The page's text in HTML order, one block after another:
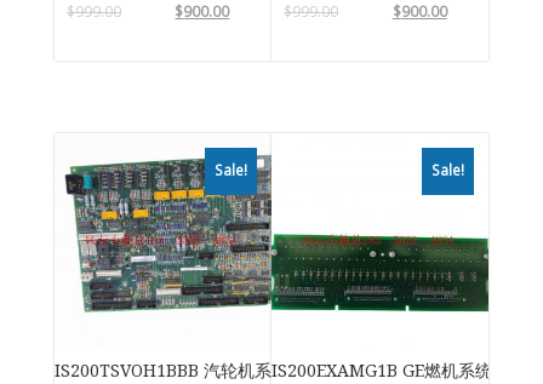
$999.00 $900.00 $999.00 $900.00
Sale!
IS200TSVOH1BBB 汽轮机系统卡件
Sale!
IS200EXAMG1B GE燃机系统